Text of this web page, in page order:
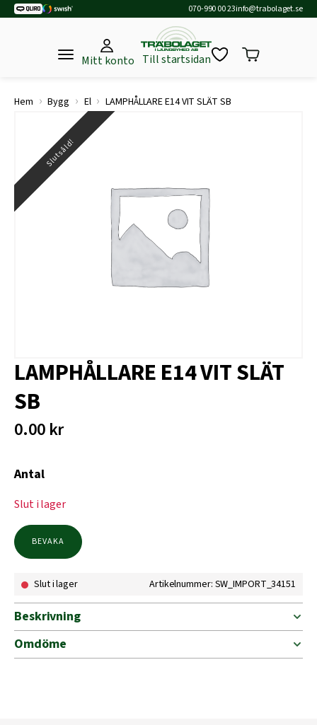
070-990 00 23info@trabolaget.se
Mitt konto Till startsidan
Hem › Bygg › El › LAMPHÅLLARE E14 VIT SLÄT SB
Slutsåld!
LAMPHÅLLARE E14 VIT SLÄT
SB
0.00 kr
Antal
Slut i lager
BEVAKA
Slut i lager Artikelnummer: SW_IMPORT_34151
Beskrivning
Omdöme